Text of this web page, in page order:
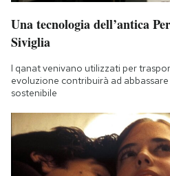
Una tecnologia dell’antica
Siviglia
I qanat venivano utilizzati per
evoluzione contribuirà ad
sostenibile